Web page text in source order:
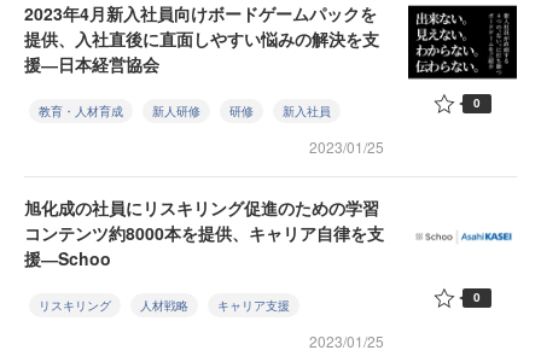
2023年4月新入社員向けボードゲームパックを
提供、入社直後に直面しやすい悩みの解決を支
援―日本経営協会
教育・人材育成 新人研修 研修 新入社員
2023/01/25
0
旭化成の社員にリスキリング促進のための学習
コンテンツ約8000本を提供、キャリア自律を支
援―Schoo
リスキリング 人材戦略 キャリア支援
2023/01/25
0